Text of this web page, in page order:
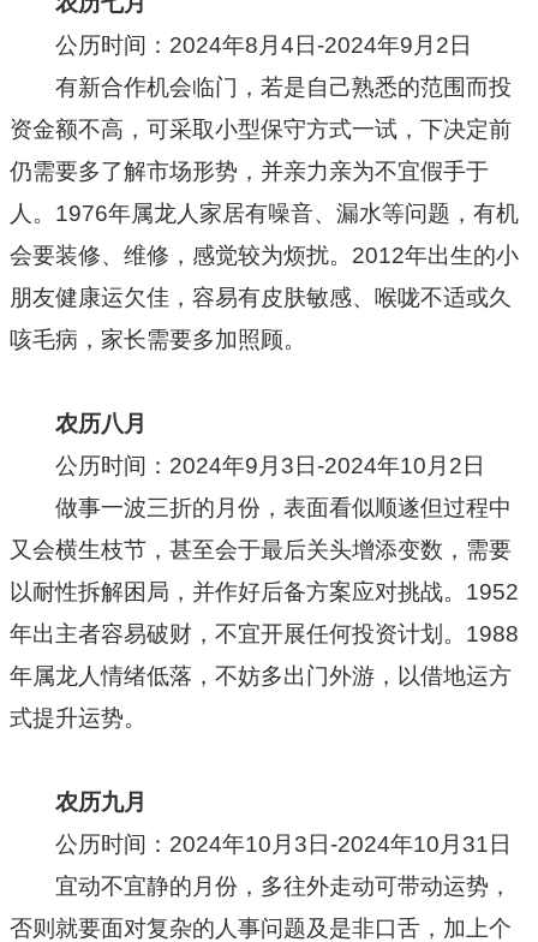
公历时间：2024年8月4日-2024年9月2日
有新合作机会临门，若是自己熟悉的范围而投
资金额不高，可采取小型保守方式一试，下决定前
仍需要多了解市场形势，并亲力亲为不宜假手于
人。1976年属龙人家居有噪音、漏水等问题，有机
会要装修、维修，感觉较为烦扰。2012年出生的小
朋友健康运欠佳，容易有皮肤敏感、喉咙不适或久
咳毛病，家长需要多加照顾。
农历八月
公历时间：2024年9月3日-2024年10月2日
做事一波三折的月份，表面看似顺遂但过程中
又会横生枝节，甚至会于最后关头增添变数，需要
以耐性拆解困局，并作好后备方案应对挑战。1952
年出主者容易破财，不宜开展任何投资计划。1988
年属龙人情绪低落，不妨多出门外游，以借地运方
式提升运势。
农历九月
公历时间：2024年10月3日-2024年10月31日
宜动不宜静的月份，多往外走动可带动运势，
否则就要面对复杂的人事问题及是非口舌，加上个